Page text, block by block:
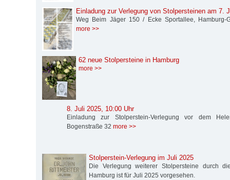
Einladung zur Verlegung von Stolpersteinen am 7.
Weg Beim Jäger 150 / Ecke Sportallee, Hamburg-
more >>
62 neue Stolpersteine in Hamburg
more >>
8. Juli 2025, 10:00 Uhr
Einladung zur Stolperstein-Verlegung vor dem
Bogenstraße 32 more >>
Stolperstein-Verlegung im Juli 2025
Die Verlegung weiterer Stolpersteine durch
Hamburg ist für Juli 2025 vorgesehen.